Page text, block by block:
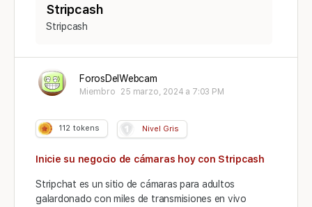
Stripcash
Stripcash
ForosDelWebcam
Miembro 25 marzo, 2024 a 7:03 PM
112 tokens Nivel Gris
Inicie su negocio de cámaras hoy con Stripcash
Stripchat es un sitio de cámaras para adultos
galardonado con miles de transmisiones en vivo